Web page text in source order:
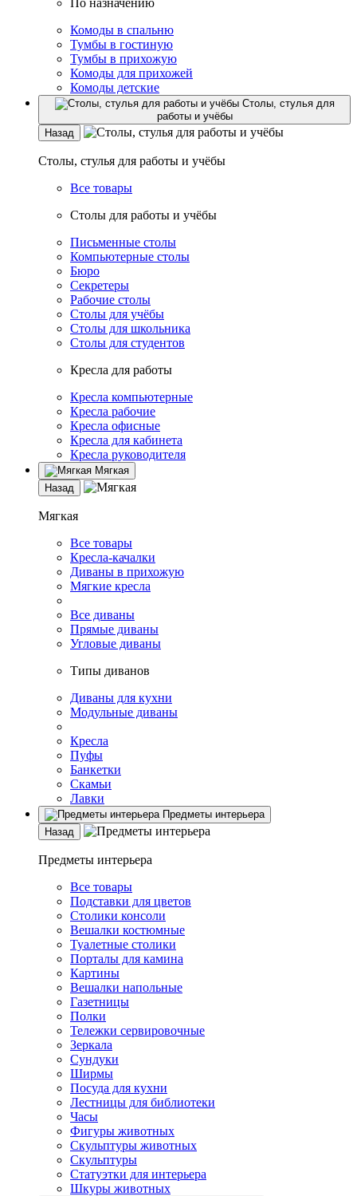
По назначению
Комоды в спальню
Тумбы в гостиную
Тумбы в прихожую
Комоды для прихожей
Комоды детские
Столы, стулья для
работы и учёбы
Назад
Столы, стулья для работы и учёбы
Все товары
Столы для работы и учёбы
Письменные столы
Компьютерные столы
Бюро
Секретеры
Рабочие столы
Столы для учёбы
Столы для школьника
Столы для студентов
Кресла для работы
Кресла компьютерные
Кресла рабочие
Кресла офисные
Кресла для кабинета
Кресла руководителя
Мягкая
Назад
Мягкая
Все товары
Кресла-качалки
Диваны в прихожую
Мягкие кресла
Все диваны
Прямые диваны
Угловые диваны
Типы диванов
Диваны для кухни
Модульные диваны
Кресла
Пуфы
Банкетки
Скамьи
Лавки
Предметы интерьера
Назад
Предметы интерьера
Все товары
Подставки для цветов
Столики консоли
Вешалки костюмные
Туалетные столики
Порталы для камина
Картины
Вешалки напольные
Газетницы
Полки
Тележки сервировочные
Зеркала
Сундуки
Ширмы
Посуда для кухни
Лестницы для библиотеки
Часы
Фигуры животных
Скульптуры животных
Скульптуры
Статуэтки для интерьера
Шкуры животных